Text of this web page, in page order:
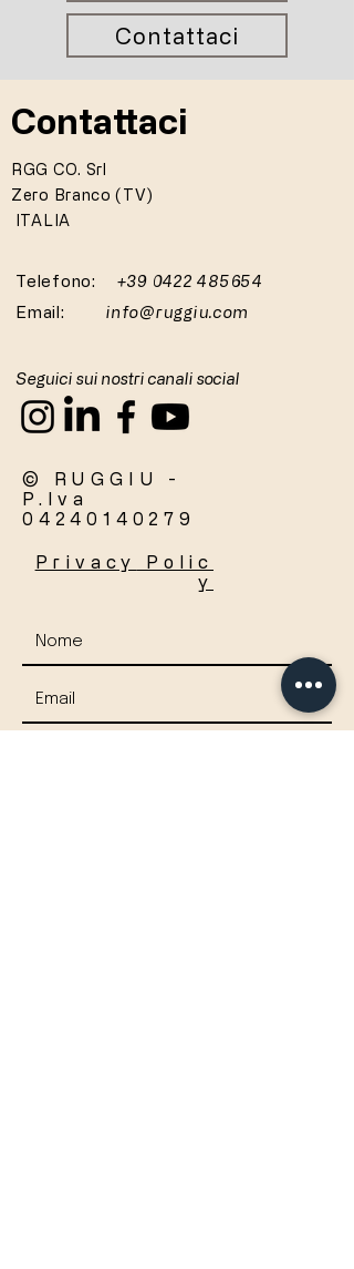
Contattaci
Contattaci
RGG CO. Srl
Zero Branco (TV)
ITALIA
Telefono:
+39 0422 485654
Email: info@ruggiu.com
Seguici sui nostri canali social
© RUGGIU -
P.Iva
04240140279
Privacy
Polic
y